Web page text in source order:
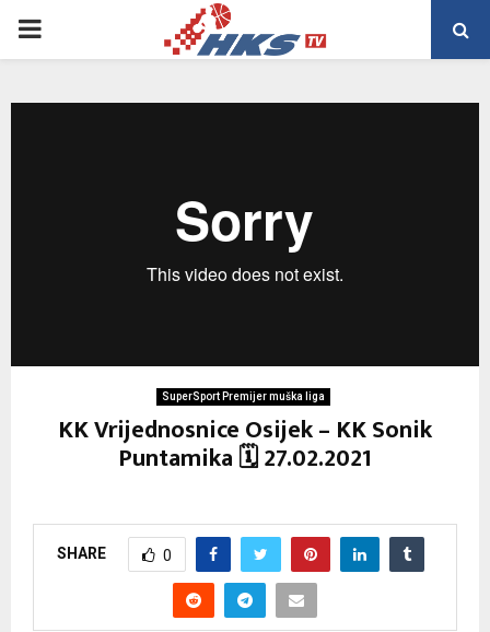
PRIMARY
SuperSport Premijer muška liga
KK Vrijednosnice Osijek – KK Sonik
Puntamika 🗓 27.02.2021
SHARE 0